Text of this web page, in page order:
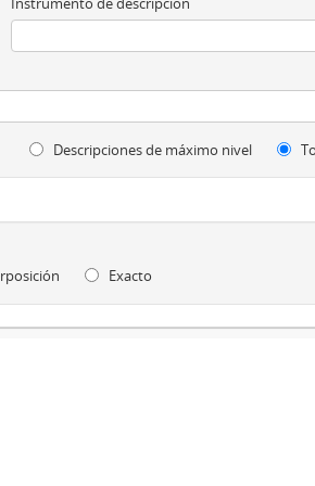
Descripciones de máximo nivel
Exacto